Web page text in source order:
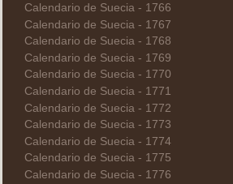
Calendario de Suecia - 1766
Calendario de Suecia - 1767
Calendario de Suecia - 1768
Calendario de Suecia - 1769
Calendario de Suecia - 1770
Calendario de Suecia - 1771
Calendario de Suecia - 1772
Calendario de Suecia - 1773
Calendario de Suecia - 1774
Calendario de Suecia - 1775
Calendario de Suecia - 1776